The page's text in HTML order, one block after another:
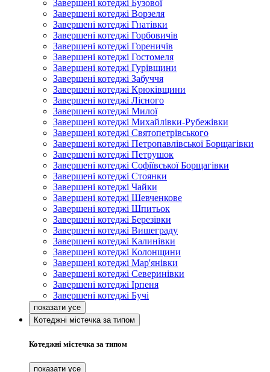
Завершені котеджі Бузової
Завершені котеджі Ворзеля
Завершені котеджі Гнатівки
Завершені котеджі Горбовичів
Завершені котеджі Гореничів
Завершені котеджі Гостомеля
Завершені котеджі Гурівщини
Завершені котеджі Забуччя
Завершені котеджі Крюківщини
Завершені котеджі Лісного
Завершені котеджі Милої
Завершені котеджі Михайлівки-Рубежівки
Завершені котеджі Святопетрівського
Завершені котеджі Петропавлівської Борщагівки
Завершені котеджі Петрушок
Завершені котеджі Софіївської Борщагівки
Завершені котеджі Стоянки
Завершені котеджі Чайки
Завершені котеджі Шевченкове
Завершені котеджі Шпитьок
Завершені котеджі Березівки
Завершені котеджі Вишеграду
Завершені котеджі Калинівки
Завершені котеджі Колонщини
Завершені котеджі Мар'янівки
Завершені котеджі Северинівки
Завершені котеджі Ірпеня
Завершені котеджі Бучі
Котеджні містечка за типом
Котеджні містечка за типом